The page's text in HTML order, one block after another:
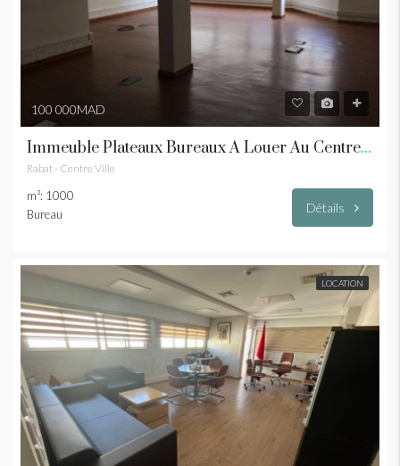
100 000MAD
Immeuble Plateaux Bureaux À Louer Au Centre Ville De RABAT
Rabat - Centre Ville
m²: 1000
Bureau
Détails
LOCATION